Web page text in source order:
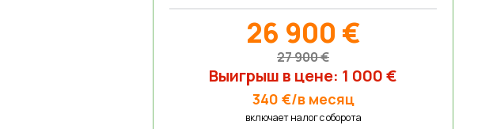
26 900 €
27 900 €
Выигрыш в цене: 1 000 €
340 €/в месяц
включает налог с оборотa